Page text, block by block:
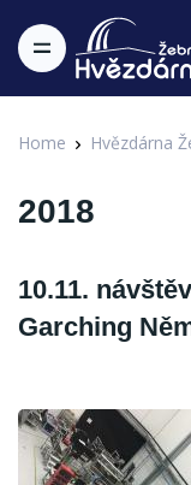
Home Hvězdárna
2018
10.11.
Garching